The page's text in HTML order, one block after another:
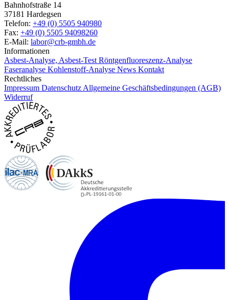
Bahnhofstraße 14
37181 Hardegsen
Telefon: +49 (0) 5505 940980
Fax: +49 (0) 5505 94098260
E-Mail: labor@crb-gmbh.de
Informationen
Asbest-Analyse, Asbest-TestRöntgenfluoreszenz-Analyse
Faseranalyse Kohlenstoff-Analyse News Kontakt
Rechtliches
Impressum DatenschutzAllgemeine Geschäftsbedingungen (AGB)
Widerruf